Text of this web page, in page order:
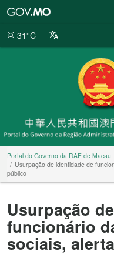
da
31°C
Portal do Governo da RAE de Macau
Usurpação de identidade de
público
Usurpação
funcionário
sociais,